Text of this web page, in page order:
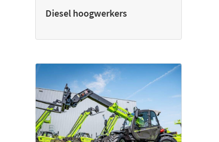
Diesel hoogwerkers